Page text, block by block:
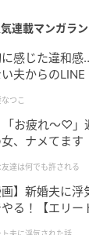
使用。スト
ッグは、春
ルが付いて
。型崩れし
。A3サイズ
帰り旅行な
も◎ 洗え
気連載マンガラ
感じた違和
夫からのLINE
つこ
お疲れ〜♡」
、ナメてます
達は何でも許される
画】新婚夫に
る！【エリー